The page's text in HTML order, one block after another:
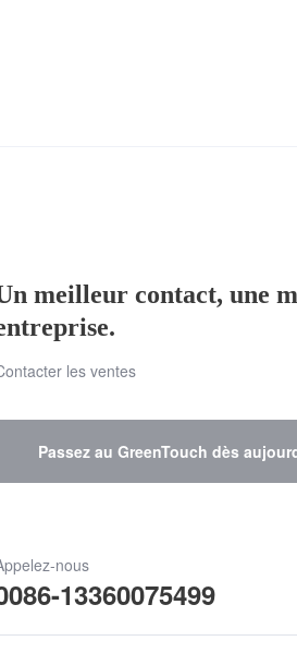
meilleur contact, une
les ventes
Passez au GreenTouch dès
nous
13360075499